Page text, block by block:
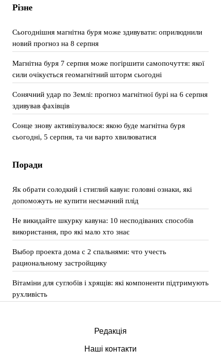
Різне
Сьогоднішня магнітна буря може здивувати: оприлюднили
новий прогноз на 8 серпня
Магнітна буря 7 серпня може погіршити самопочуття: якої
сили очікується геомагнітний шторм сьогодні
Сонячний удар по Землі: прогноз магнітної бурі на 6 серпня
здивував фахівців
Сонце знову активізувалося: якою буде магнітна буря
сьогодні, 5 серпня, та чи варто хвилюватися
Поради
Як обрати солодкий і стиглий кавун: головні ознаки, які
допоможуть не купити несмачний плід
Не викидайте шкурку кавуна: 10 несподіваних способів
використання, про які мало хто знає
Выбор проекта дома с 2 спальнями: что учесть
рациональному застройщику
Вітаміни для суглобів і хрящів: які компоненти підтримують
рухливість
Редакція
Наші контакти